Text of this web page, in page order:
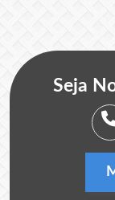
Seja